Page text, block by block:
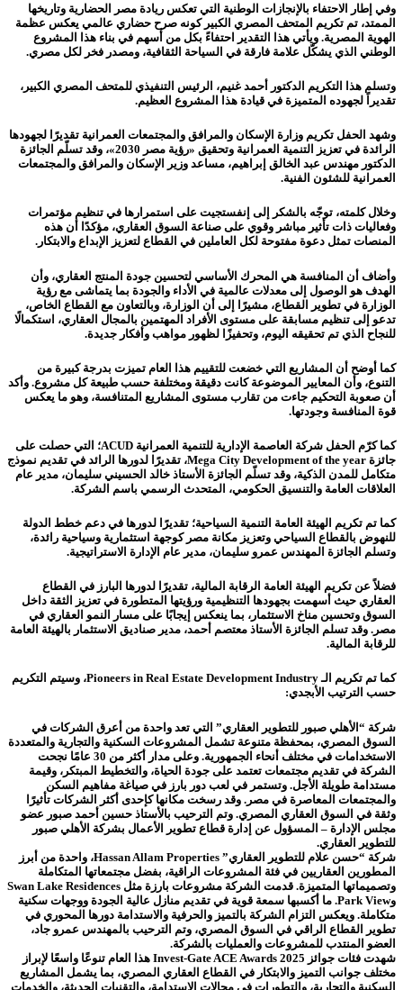
وفي إطار الاحتفاء بالإنجازات الوطنية التي تعكس ريادة مصر الحضارية وتاريخها
الممتد، تم تكريم المتحف المصري الكبير كونه صرح حضاري عالمي يعكس عظمة
الهوية المصرية. ويأتي هذا التقدير احتفاءً بكل من أسهم في بناء هذا المشروع
الوطني الذي يشكّل علامة فارقة في السياحة الثقافية، ومصدر فخر لكل مصري.
وتسلم هذا التكريم الدكتور أحمد غنيم، الرئيس التنفيذي للمتحف المصري الكبير،
تقديراً لجهوده المتميزة في قيادة هذا المشروع العظيم.
وشهد الحفل تكريم وزارة الإسكان والمرافق والمجتمعات العمرانية تقديرًا لجهودها
الرائدة في تعزيز التنمية العمرانية وتحقيق «رؤية مصر 2030»، وقد تسلّم الجائزة
الدكتور مهندس عبد الخالق إبراهيم، مساعد وزير الإسكان والمرافق والمجتمعات
العمرانية للشئون الفنية.
وخلال كلمته، توجّه بالشكر إلى إنفستجيت على استمرارها في تنظيم مؤتمرات
وفعاليات ذات تأثير مباشر وقوي على صناعة السوق العقاري، مؤكدًا أن هذه
المنصات تمثل دعوة مفتوحة لكل العاملين في القطاع لتعزيز الإبداع والابتكار.
وأضاف أن المنافسة هي المحرك الأساسي لتحسين جودة المنتج العقاري، وأن
الهدف هو الوصول إلى معدلات عالمية في الأداء والجودة بما يتماشى مع رؤية
الوزارة في تطوير القطاع، مشيرًا إلى أن الوزارة، وبالتعاون مع القطاع الخاص،
تدعو إلى تنظيم مسابقة على مستوى الأفراد المهتمين بالمجال العقاري، استكمالًا
للنجاح الذي تم تحقيقه اليوم، وتحفيزًا لظهور مواهب وأفكار جديدة.
كما أوضح أن المشاريع التي خضعت للتقييم هذا العام تميزت بدرجة كبيرة من
التنوع، وأن المعايير الموضوعة كانت دقيقة ومختلفة حسب طبيعة كل مشروع. وأكد
أن صعوبة التحكيم جاءت من تقارب مستوى المشاريع المتنافسة، وهو ما يعكس
قوة المنافسة وجودتها.
كما كرّم الحفل شركة العاصمة الإدارية للتنمية العمرانية ACUD؛ التي حصلت على
جائزة Mega City Development of the year، تقديرًا لدورها الرائد في تقديم نموذج
متكامل للمدن الذكية، وقد تسلّم الجائزة الأستاذ خالد الحسيني سليمان، مدير عام
العلاقات العامة والتنسيق الحكومي، المتحدث الرسمي باسم الشركة.
كما تم تكريم الهيئة العامة التنمية السياحية؛ تقديرًا لدورها في دعم خطط الدولة
للنهوض بالقطاع السياحي وتعزيز مكانة مصر كوجهة استثمارية وسياحية رائدة،
وتسلم الجائزة المهندس عمرو سليمان، مدير عام الإدارة الاستراتيجية.
فضلاً عن تكريم الهيئة العامة الرقابة المالية، تقديرًا لدورها البارز في القطاع
العقاري حيث أسهمت بجهودها التنظيمية ورؤيتها المتطورة في تعزيز الثقة داخل
السوق وتحسين مناخ الاستثمار، بما ينعكس إيجابًا على مسار النمو العقاري في
مصر. وقد تسلم الجائزة الأستاذ معتصم أحمد، مدير صناديق الاستثمار بالهيئة العامة
للرقابة المالية.
كما تم تكريم الـ Pioneers in Real Estate Development Industry، وسيتم التكريم
حسب الترتيب الأبجدي:
شركة “الأهلي صبور للتطوير العقاري” التي تعد واحدة من أعرق الشركات في
السوق المصري، بمحفظة متنوعة تشمل المشروعات السكنية والتجارية والمتعددة
الاستخدامات في مختلف أنحاء الجمهورية. وعلى مدار أكثر من 30 عامًا نجحت
الشركة في تقديم مجتمعات تعتمد على جودة الحياة، والتخطيط المبتكر، وقيمة
مستدامة طويلة الأجل. وتستمر في لعب دور بارز في صياغة مفاهيم السكن
والمجتمعات المعاصرة في مصر. وقد رسخت مكانها كإحدى أكثر الشركات تأثيرًا
وثقة في السوق العقاري المصري. وتم الترحيب بالأستاذ حسين أحمد صبور عضو
مجلس الإدارة – المسؤول عن إدارة قطاع تطوير الأعمال بشركة الأهلي صبور
للتطوير العقاري.
شركة “حسن علام للتطوير العقاري” Hassan Allam Properties، واحدة من أبرز
المطورين العقاريين في فئة المشروعات الراقية، بفضل مجتمعاتها المتكاملة
وتصميماتها المتميزة. قدمت الشركة مشروعات بارزة مثل Swan Lake Residences
وPark View. ما أكسبها سمعة قوية في تقديم منازل عالية الجودة ووجهات سكنية
متكاملة. ويعكس التزام الشركة بالتميز والحرفية والاستدامة دورها المحوري في
تطوير القطاع الراقي في السوق المصري، وتم الترحيب بالمهندس عمرو جاد،
العضو المنتدب للمشروعات والعمليات بالشركة.
شهدت فئات جوائز Invest-Gate ACE Awards 2025 هذا العام تنوعًا واسعًا لإبراز
مختلف جوانب التميز والابتكار في القطاع العقاري المصري، بما يشمل المشاريع
السكنية والتجارية، والتطورات في مجالات الاستدامة، والتقنيات الحديثة، والخدمات